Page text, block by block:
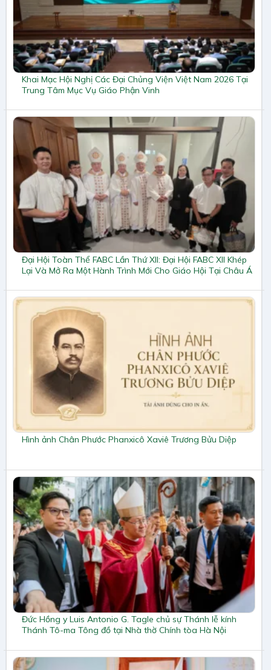
Khai Mạc Hội Nghị Các Đại Chủng Viện Việt Nam 2026 Tại
Trung Tâm Mục Vụ Giáo Phận Vinh
Đại Hội Toàn Thể FABC Lần Thứ XII: Đại Hội FABC XII Khép
Lại Và Mở Ra Một Hành Trình Mới Cho Giáo Hội Tại Châu Á
Hình ảnh Chân Phước Phanxicô Xaviê Trương Bửu Diệp
Đức Hồng y Luis Antonio G. Tagle chủ sự Thánh lễ kính
Thánh Tô-ma Tông đồ tại Nhà thờ Chính tòa Hà Nội